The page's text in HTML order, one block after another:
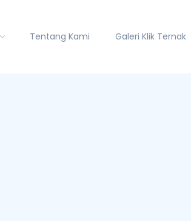
Tentang Kami Galeri Klik Ternak